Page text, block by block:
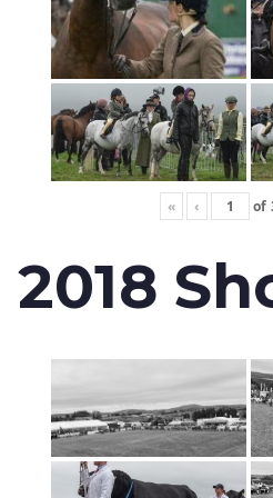
« ‹ of
2018